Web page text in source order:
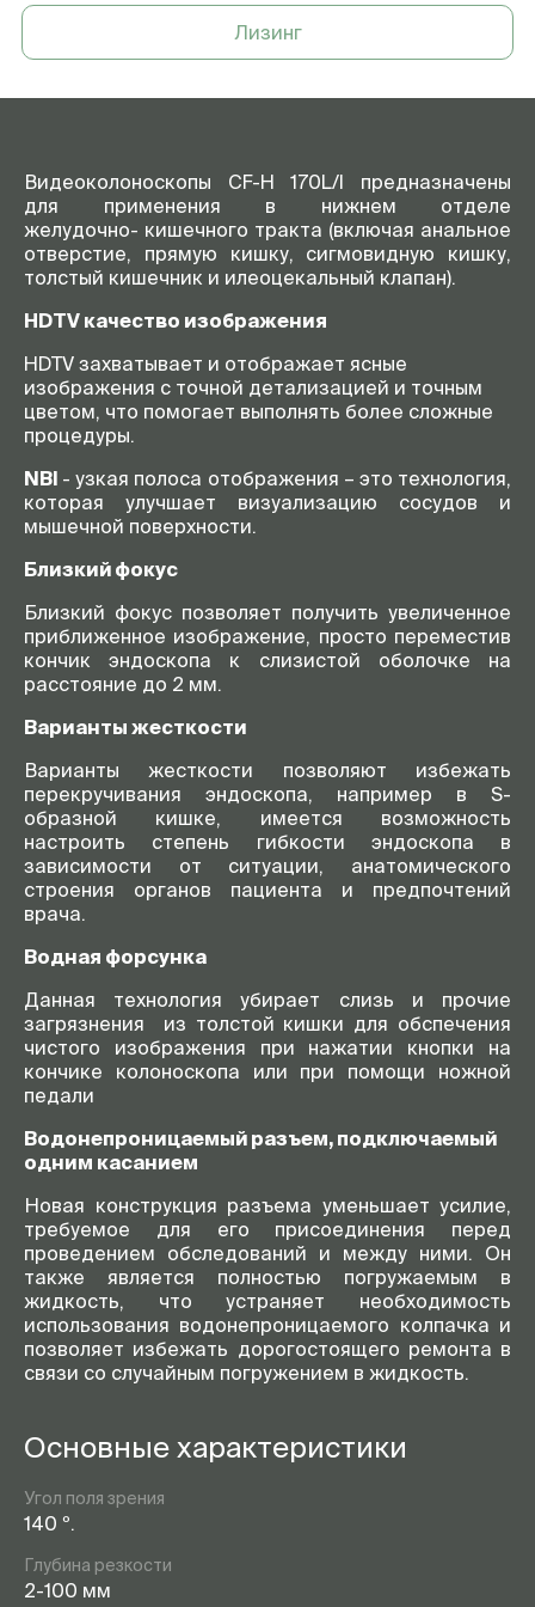
Лизинг
Видеоколоноскопы CF-H 170L/I предназначены
для применения в нижнем отделе
желудочно- кишечного тракта (включая анальное
отверстие, прямую кишку, сигмовидную кишку,
толстый кишечник и илеоцекальный клапан).
HDTV качество изображения
HDTV захватывает и отображает ясные
изображения с точной детализацией и точным
цветом, что помогает выполнять более сложные
процедуры.
NBI - узкая полоса отображения – это технология,
которая улучшает визуализацию сосудов и
мышечной поверхности.
Близкий фокус
Близкий фокус позволяет получить увеличенное
приближенное изображение, просто переместив
кончик эндоскопа к слизистой оболочке на
расстояние до 2 мм.
Варианты жесткости
Варианты жесткости позволяют избежать
перекручивания эндоскопа, например в S-
образной кишке, имеется возможность
настроить степень гибкости эндоскопа в
зависимости от ситуации, анатомического
строения органов пациента и предпочтений
врача.
Водная форсунка
Данная технология убирает слизь и прочие
загрязнения из толстой кишки для обспечения
чистого изображения при нажатии кнопки на
кончике колоноскопа или при помощи ножной
педали
Водонепроницаемый разъем, подключаемый
одним касанием
Новая конструкция разъема уменьшает усилие,
требуемое для его присоединения перед
проведением обследований и между ними. Он
также является полностью погружаемым в
жидкость, что устраняет необходимость
использования водонепроницаемого колпачка и
позволяет избежать дорогостоящего ремонта в
связи со случайным погружением в жидкость.
Основные характеристики
Угол поля зрения
140 º.
Глубина резкости
2-100 мм